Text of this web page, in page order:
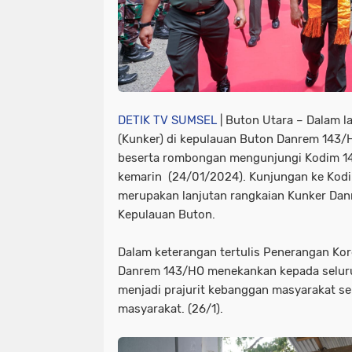
DETIK TV SUMSEL | Buton Utara – Dalam
(Kunker) di kepulauan Buton Danrem 143/
beserta rombongan mengunjungi Kodim
kemarin (24/01/2024). Kunjungan ke
merupakan lanjutan rangkaian Kunker
Kepulauan Buton.
Dalam keterangan tertulis Penerangan
Danrem 143/HO menekankan kepada
menjadi prajurit kebanggan masyarakat
masyarakat. (26/1).